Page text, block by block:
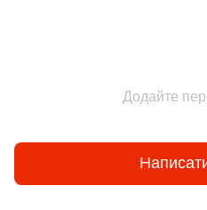
Додайте